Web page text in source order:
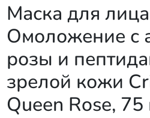
Маска для лица
Омоложение с
розы и
зрелой кожи
Queen Rose, 75